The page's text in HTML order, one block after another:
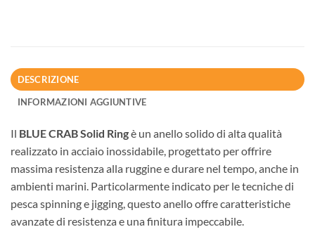
DESCRIZIONE
INFORMAZIONI AGGIUNTIVE
Il BLUE CRAB Solid Ringè un anello solido di alta qualità
realizzato in acciaio inossidabile, progettato per offrire
massima resistenza alla ruggine e durare nel tempo, anche in
ambienti marini. Particolarmente indicato per le tecniche di
pesca spinning e jigging, questo anello offre caratteristiche
avanzate di resistenza e una finitura impeccabile.